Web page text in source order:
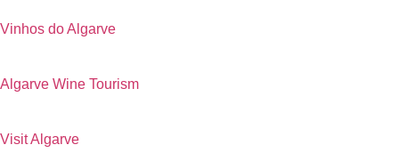
Vinhos do Algarve
Algarve Wine Tourism
Visit Algarve